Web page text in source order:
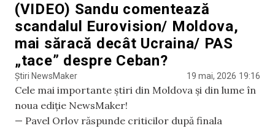
(VIDEO) Sandu comentează
scandalul Eurovision/ Moldova,
mai săracă decât Ucraina/ PAS
„tace” despre Ceban?
Știri NewsMaker 19 mai, 2026 19:16
Cele mai importante știri din Moldova și din lume în
noua ediție NewsMaker!
— Pavel Orlov răspunde criticilor după finala